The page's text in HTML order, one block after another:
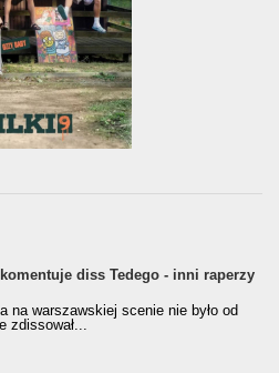
diss Tedego - inni raperzy
na warszawskiej scenie nie było od
zdissował...